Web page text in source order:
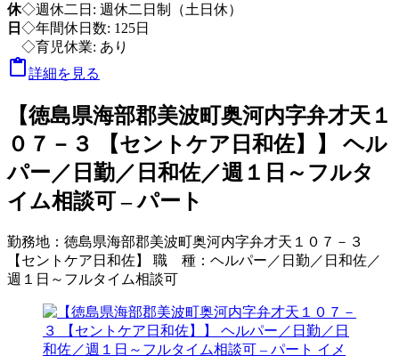
休
日
◇週休二日: 週休二日制（土日休）
◇年間休日数: 125日
◇育児休業: あり
詳細を見る
【徳島県海部郡美波町奥河内字弁才天１
０７－３ 【セントケア日和佐】】 ヘル
パー／日勤／日和佐／週１日～フルタ
イム相談可 – パート
勤務地： 徳島県海部郡美波町奥河内字弁才天１０７－３
【セントケア日和佐】 職 種： ヘルパー／日勤／日和佐／
週１日～フルタイム相談可